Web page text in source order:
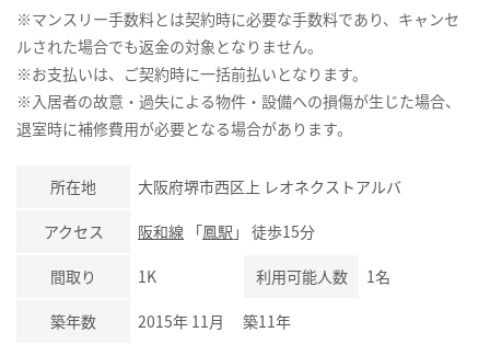
※マンスリー手数料とは契約時に必要な手数料であり、キャンセ
ルされた場合でも返金の対象となりません。
※お支払いは、ご契約時に一括前払いとなります。
※入居者の故意・過失による物件・設備への損傷が生じた場合、
退室時に補修費用が必要となる場合があります。
所在地 大阪府堺市西区上 レオネクストアルバ
アクセス 阪和線 「鳳駅 」 徒歩15分
間取り 1K 利用可能人数 1名
築年数 2015年 11月 築11年